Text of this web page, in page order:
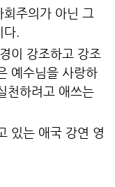
주의가 아닌 그
.
이 강조하고 강조
예수님을 사랑하
천하려고 애쓰는
있는 애국 강연 영